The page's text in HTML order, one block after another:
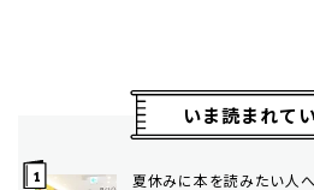
いま読まれて
夏休みに本を読みたい人